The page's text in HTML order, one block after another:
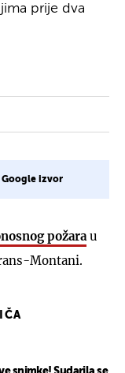
prije dva
Google izvor
požara u
Montani.